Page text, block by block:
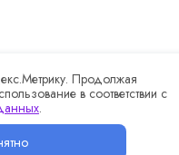
Продолжая
в соответствии с
.